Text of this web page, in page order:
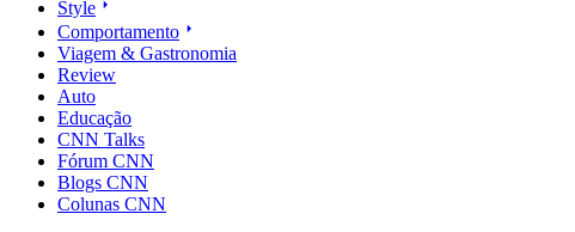
Style
Comportamento
Viagem & Gastronomia
Review
Auto
Educação
CNN Talks
Fórum CNN
Blogs CNN
Colunas CNN